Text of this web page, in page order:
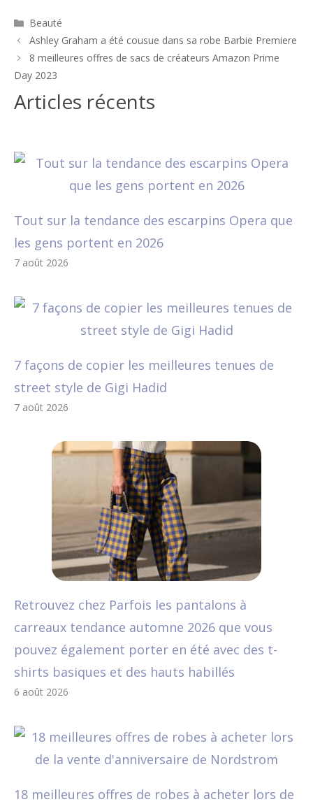
Catégories
Beauté
Navigation
des
Ashley Graham a été cousue dans sa robe Barbie Premiere
8 meilleures offres de sacs de créateurs Amazon Prime
Day 2023
Articles récents
Tout sur la tendance des escarpins Opera que
les gens portent en 2026
7 août 2026
7 façons de copier les meilleures tenues de
street style de Gigi Hadid
7 août 2026
Retrouvez chez Parfois les pantalons à
carreaux tendance automne 2026 que vous
pouvez également porter en été avec des t-
shirts basiques et des hauts habillés
6 août 2026
18 meilleures offres de robes à acheter lors de